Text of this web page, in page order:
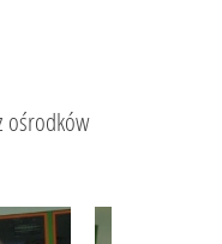
ośrodków